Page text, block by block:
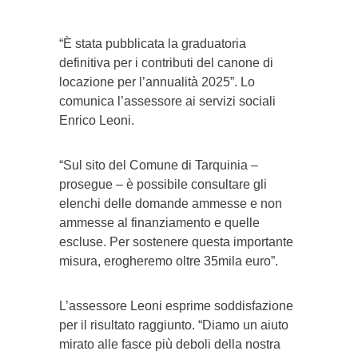
“È stata pubblicata la graduatoria
definitiva per i contributi del canone di
locazione per l’annualità 2025”. Lo
comunica l’assessore ai servizi sociali
Enrico Leoni.
“Sul sito del Comune di Tarquinia –
prosegue – è possibile consultare gli
elenchi delle domande ammesse e non
ammesse al finanziamento e quelle
escluse. Per sostenere questa importante
misura, erogheremo oltre 35mila euro”.
L’assessore Leoni esprime soddisfazione
per il risultato raggiunto. “Diamo un aiuto
mirato alle fasce più deboli della nostra